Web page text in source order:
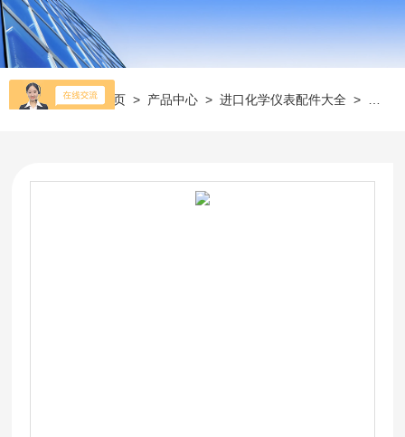
当前位置： 首页 > 产品中心 >进口化学仪表配件大全 >